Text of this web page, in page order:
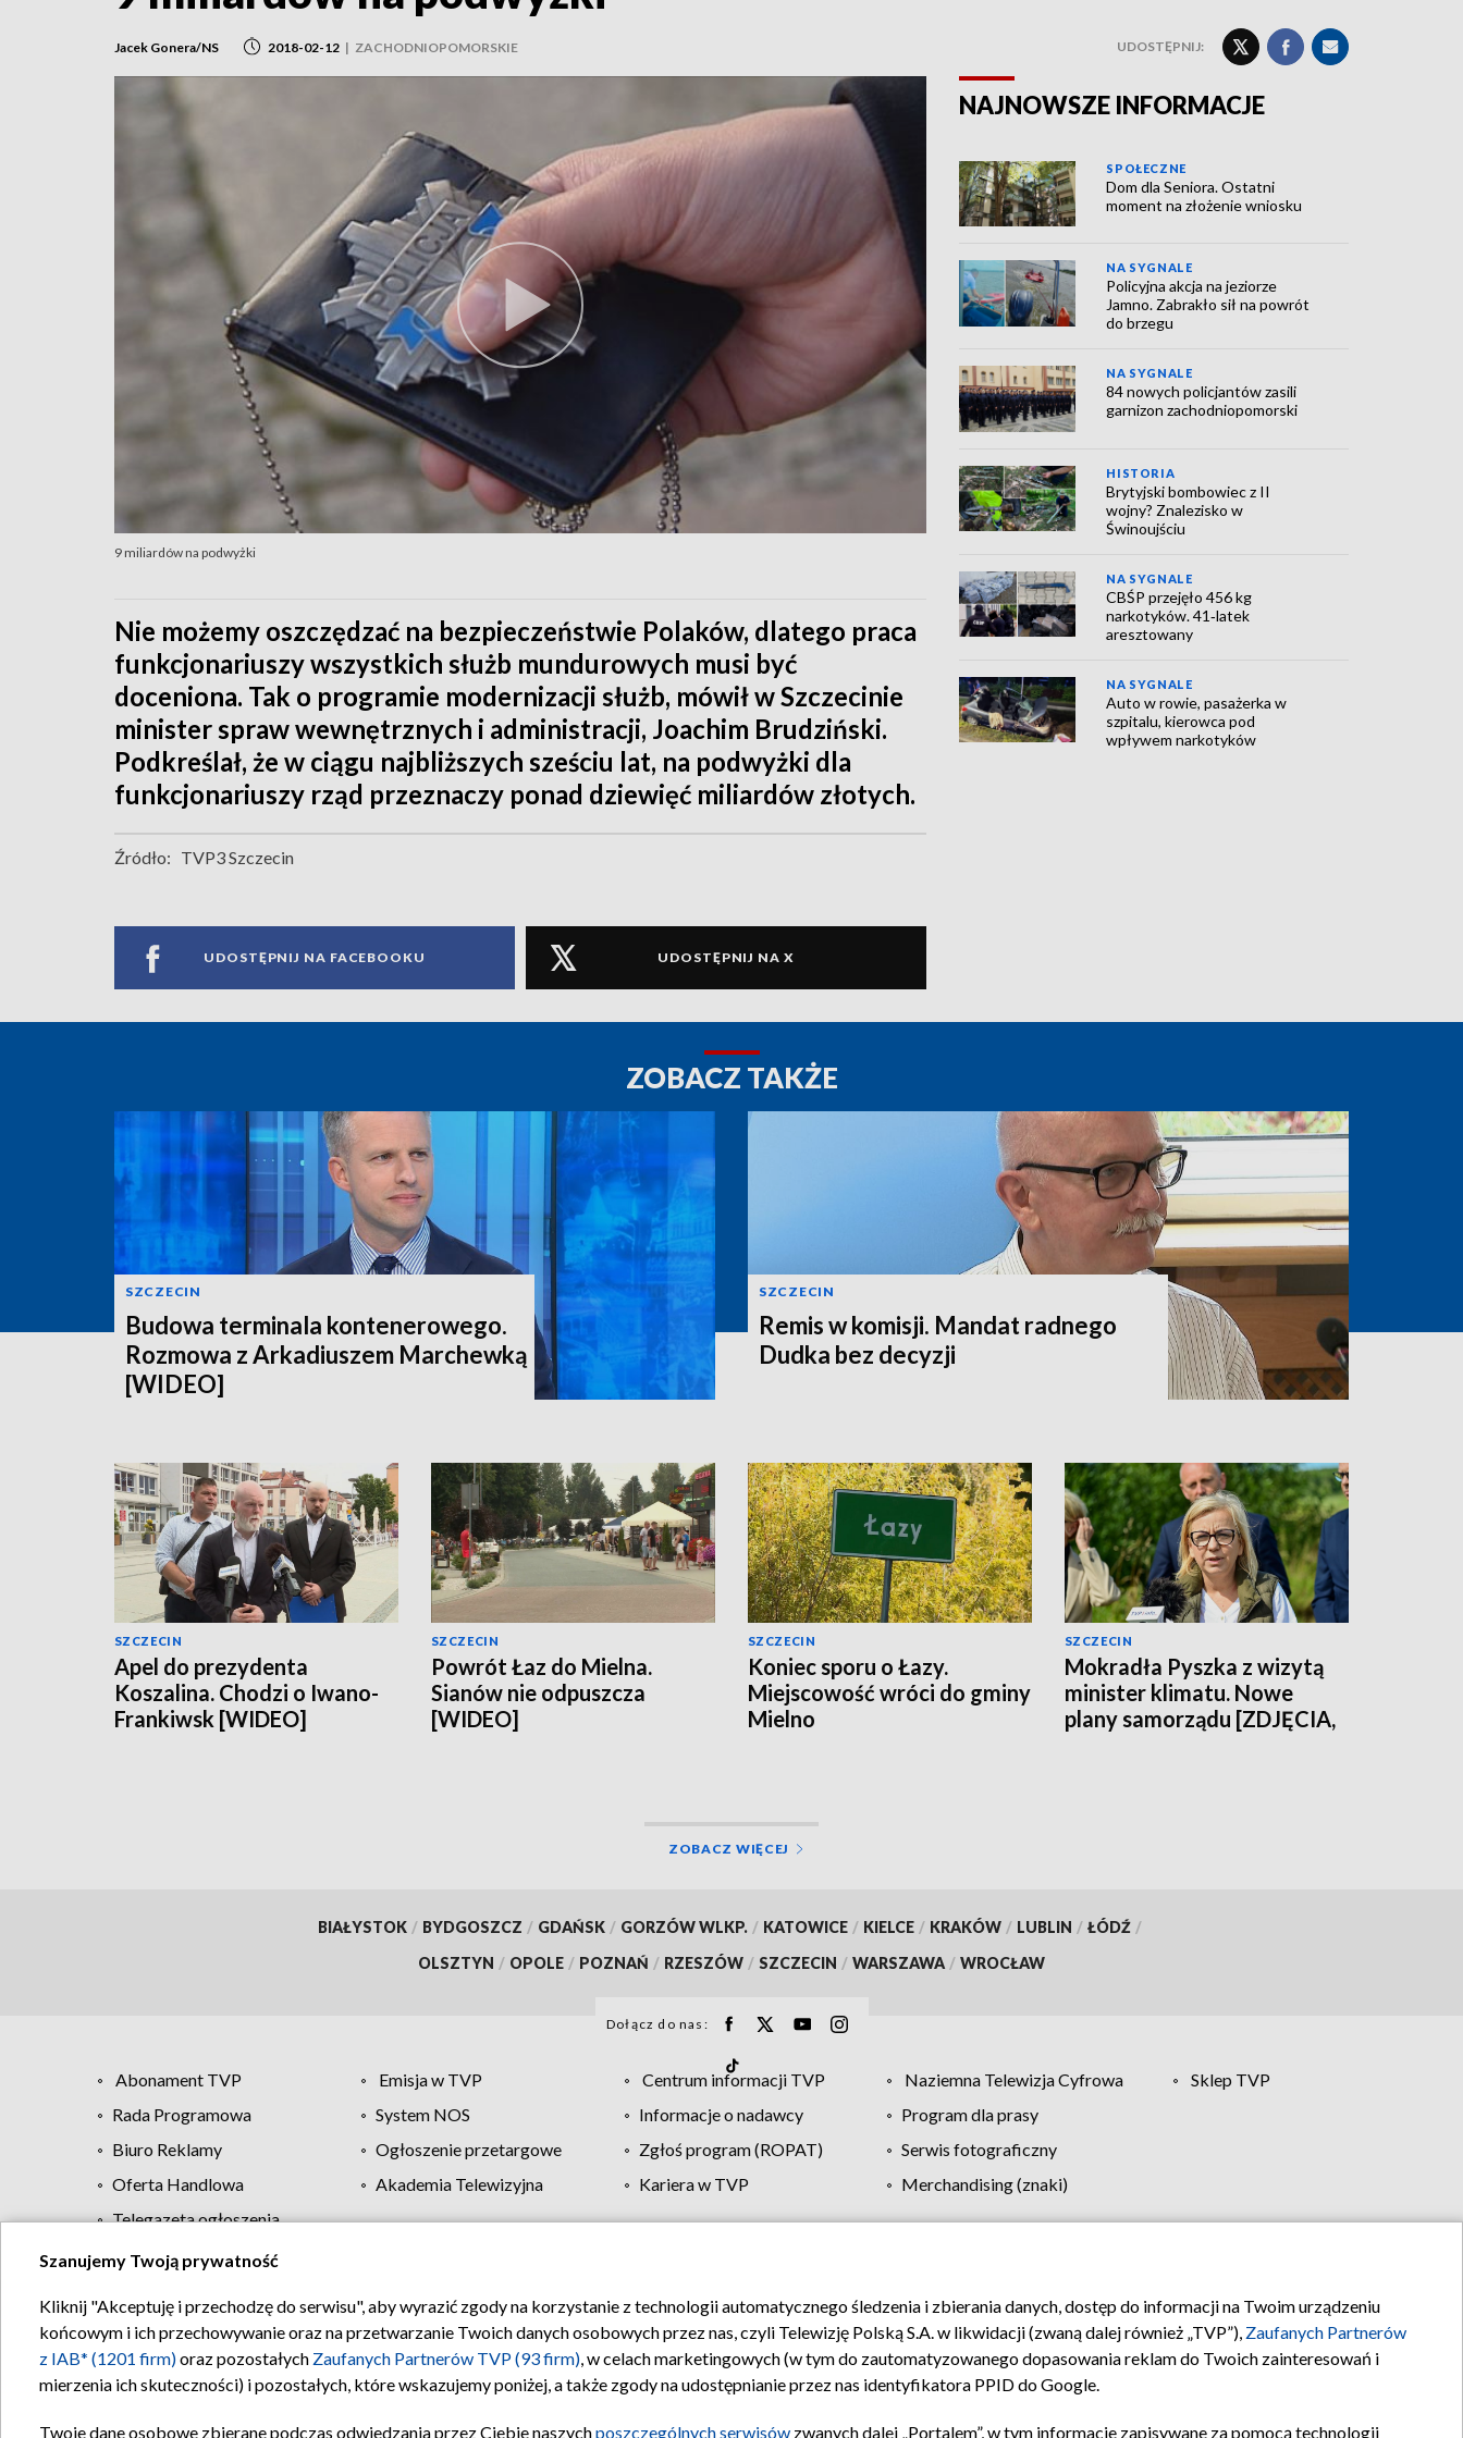
Jacek Gonera/NS 2018-02-12 | ZACHODNIOPOMORSKIE UDOSTĘPNIJ:
9 miliardów na podwyżki
Nie możemy oszczędzać na bezpieczeństwie Polaków, dlatego praca
funkcjonariuszy wszystkich służb mundurowych musi być
doceniona. Tak o programie modernizacji służb, mówił w Szczecinie
minister spraw wewnętrznych i administracji, Joachim Brudziński.
Podkreślał, że w ciągu najbliższych sześciu lat, na podwyżki dla
funkcjonariuszy rząd przeznaczy ponad dziewięć miliardów złotych.
Źródło: TVP3 Szczecin
UDOSTĘPNIJ NA FACEBOOKU UDOSTĘPNIJ NA X
NAJNOWSZE INFORMACJE
SPOŁECZNE
Dom dla Seniora. Ostatni
moment na złożenie wniosku
NA SYGNALE
Policyjna akcja na jeziorze
Jamno. Zabrakło sił na powrót
do brzegu
NA SYGNALE
84 nowych policjantów zasili
garnizon zachodniopomorski
HISTORIA
Brytyjski bombowiec z II
wojny? Znalezisko w
Świnoujściu
NA SYGNALE
CBŚP przejęło 456 kg
narkotyków. 41‑latek
aresztowany
NA SYGNALE
Auto w rowie, pasażerka w
szpitalu, kierowca pod
wpływem narkotyków
ZOBACZ TAKŻE
SZCZECIN
Budowa terminala kontenerowego.
Rozmowa z Arkadiuszem Marchewką
[WIDEO]
SZCZECIN
Remis w komisji. Mandat radnego
Dudka bez decyzji
SZCZECIN
Apel do prezydenta
Koszalina. Chodzi o Iwano-
Frankiwsk [WIDEO]
SZCZECIN
Powrót Łaz do Mielna.
Sianów nie odpuszcza
[WIDEO]
SZCZECIN
Koniec sporu o Łazy.
Miejscowość wróci do gminy
Mielno
SZCZECIN
Mokradła Pyszka z wizytą
minister klimatu. Nowe
plany samorządu [ZDJĘCIA,
ZOBACZ WIĘCEJ
BIAŁYSTOK / BYDGOSZCZ / GDAŃSK / GORZÓW WLKP. / KATOWICE / KIELCE / KRAKÓW / LUBLIN / ŁÓDŹ /
OLSZTYN / OPOLE / POZNAŃ / RZESZÓW / SZCZECIN / WARSZAWA / WROCŁAW
Dołącz do nas:
Abonament TVP Emisja w TVP Centrum informacji TVP Naziemna Telewizja Cyfrowa
Sklep TVP
Rada Programowa
System NOS Informacje o nadawcy
Program dla prasy
Biuro Reklamy
Ogłoszenie przetargowe Zgłoś program (ROPAT)
Serwis fotograficzny
Oferta Handlowa
Akademia Telewizyjna Kariera w TVP
Merchandising (znaki)
Telegazeta ogłoszenia
Regulamin TVP Polityka prywatności Moje zgody Pomoc Biuro reklamy Kontakt
Szanujemy Twoją prywatność
Kliknij "Akceptuję i przechodzę do serwisu", aby wyrazić zgody na korzystanie z technologii automatycznego śledzenia i zbierania danych, dostęp do informacji na Twoim urządzeniu
końcowym i ich przechowywanie oraz na przetwarzanie Twoich danych osobowych przez nas, czyli Telewizję Polską S.A. w likwidacji (zwaną dalej również „TVP”), Zaufanych Partnerów
z IAB* (1201 firm)oraz pozostałych Zaufanych Partnerów TVP (93 firm), w celach marketingowych (w tym do zautomatyzowanego dopasowania reklam do Twoich zainteresowań i
mierzenia ich skuteczności) i pozostałych, które wskazujemy poniżej, a także zgody na udostępnianie przez nas identyfikatora PPID do Google.
Twoje dane osobowe zbierane podczas odwiedzania przez Ciebie naszychposzczególnych serwisów zwanych dalej „Portalem”, w tym informacje zapisywane za pomocą technologii